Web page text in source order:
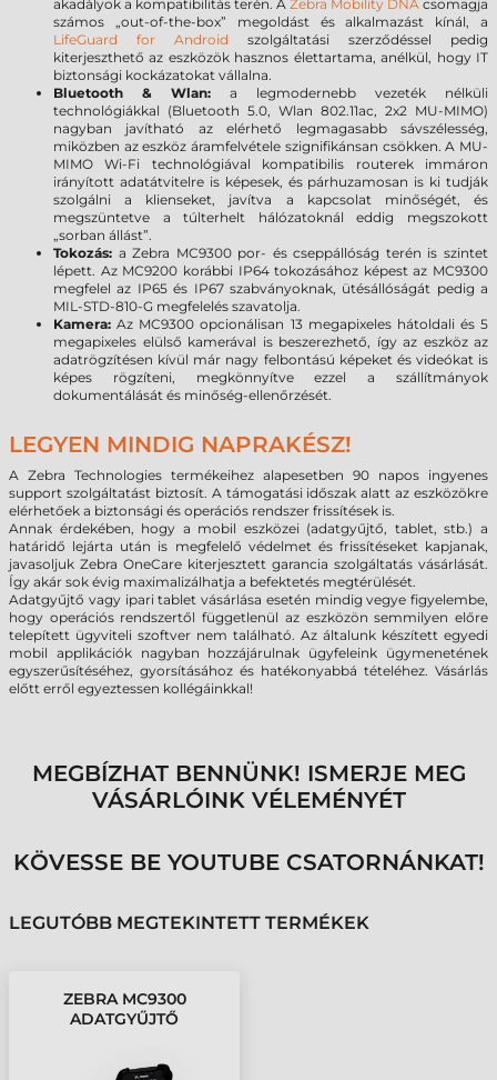
akadályok a kompatibilitás terén. A Zebra Mobility DNA csomagja
számos „out-of-the-box” megoldást és alkalmazást kínál, a
LifeGuard for Android szolgáltatási szerződéssel pedig
kiterjeszthető az eszközök hasznos élettartama, anélkül, hogy IT
biztonsági kockázatokat vállalna.
Bluetooth & Wlan: a legmodernebb vezeték nélküli
technológiákkal (Bluetooth 5.0, Wlan 802.11ac, 2x2 MU-MIMO)
nagyban javítható az elérhető legmagasabb sávszélesség,
miközben az eszköz áramfelvétele szignifikánsan csökken. A MU-
MIMO Wi-Fi technológiával kompatibilis routerek immáron
irányított adatátvitelre is képesek, és párhuzamosan is ki tudják
szolgálni a klienseket, javítva a kapcsolat minőségét, és
megszüntetve a túlterhelt hálózatoknál eddig megszokott
„sorban állást”.
Tokozás: a Zebra MC9300 por- és cseppállóság terén is szintet
lépett. Az MC9200 korábbi IP64 tokozásához képest az MC9300
megfelel az IP65 és IP67 szabványoknak, ütésállóságát pedig a
MIL-STD-810-G megfelelés szavatolja.
Kamera: Az MC9300 opcionálisan 13 megapixeles hátoldali és 5
megapixeles elülső kamerával is beszerezhető, így az eszköz az
adatrögzítésen kívül már nagy felbontású képeket és videókat is
képes rögzíteni, megkönnyítve ezzel a szállítmányok
dokumentálását és minőség-ellenőrzését.
LEGYEN MINDIG NAPRAKÉSZ!
A Zebra Technologies termékeihez alapesetben 90 napos ingyenes
support szolgáltatást biztosít. A támogatási időszak alatt az eszközökre
elérhetőek a biztonsági és operációs rendszer frissítések is.
Annak érdekében, hogy a mobil eszközei (adatgyűjtő, tablet, stb.) a
határidő lejárta után is megfelelő védelmet és frissítéseket kapjanak,
javasoljuk Zebra OneCare kiterjesztett garancia szolgáltatás vásárlását.
Így akár sok évig maximalizálhatja a befektetés megtérülését.
Adatgyűjtő vagy ipari tablet vásárlása esetén mindig vegye figyelembe,
hogy operációs rendszertől függetlenül az eszközön semmilyen előre
telepített ügyviteli szoftver nem található. Az általunk készített egyedi
mobil applikációk nagyban hozzájárulnak ügyfeleink ügymenetének
egyszerűsítéséhez, gyorsításához és hatékonyabbá tételéhez. Vásárlás
előtt erről egyeztessen kollégáinkkal!
MEGBÍZHAT BENNÜNK! ISMERJE MEG
VÁSÁRLÓINK VÉLEMÉNYÉT
KÖVESSE BE YOUTUBE CSATORNÁNKAT!
LEGUTÓBB MEGTEKINTETT TERMÉKEK
ZEBRA MC9300
ADATGYŰJTŐ